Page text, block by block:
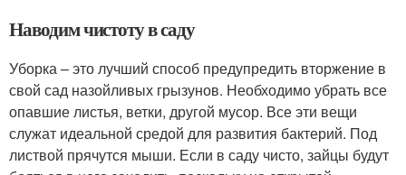
Наводим чистоту в саду
Уборка – это лучший способ предупредить вторжение в
свой сад назойливых грызунов. Необходимо убрать все
опавшие листья, ветки, другой мусор. Все эти вещи
служат идеальной средой для развития бактерий. Под
листвой прячутся мыши. Если в саду чисто, зайцы будут